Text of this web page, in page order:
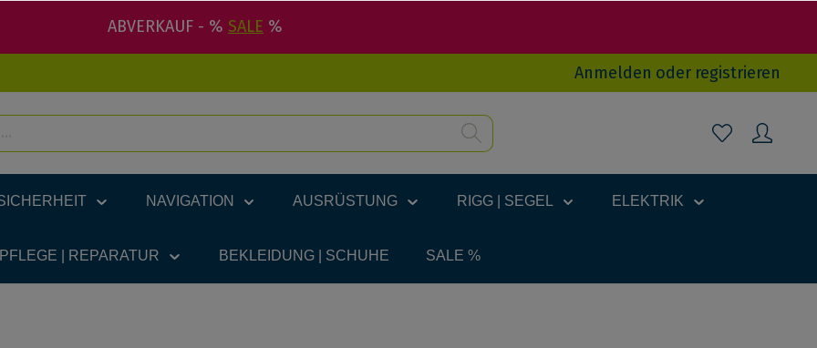
ABVERKAUF - % SALE %
Anmelden oder registrieren
NAVIGATION AUSRÜSTUNG RIGG | SEGEL ELEKTRIK
| REPARATUR BEKLEIDUNG | SCHUHE SALE %